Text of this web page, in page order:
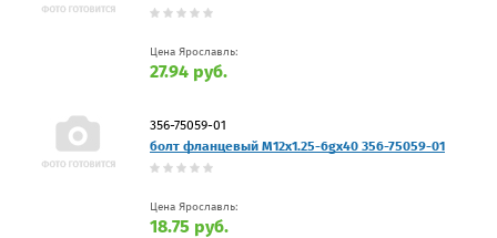
Цена Ярославль:
27.94 руб.
356-75059-01
болт фланцевый M12x1.25-6gx40 356-75059-01
Цена Ярославль:
18.75 руб.